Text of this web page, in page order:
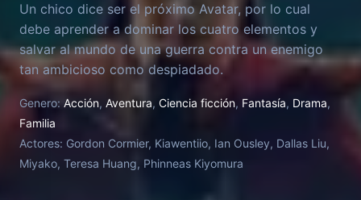
Un chico dice ser el próximo Avatar, por lo cual
debe aprender a dominar los cuatro elementos y
salvar al mundo de una guerra contra un enemigo
tan ambicioso como despiadado.
Genero: Acción, Aventura, Ciencia ficción, Fantasía, Drama,
Familia
Actores: Gordon Cormier, Kiawentiio, Ian Ousley, Dallas Liu,
Miyako, Teresa Huang, Phinneas Kiyomura